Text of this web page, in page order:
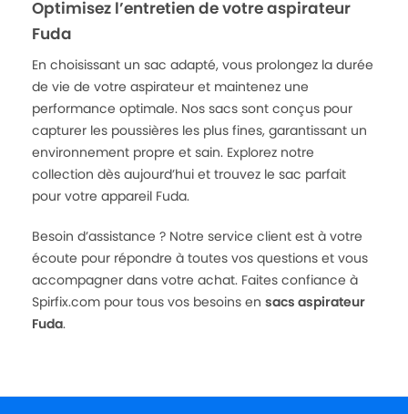
Optimisez l’entretien de votre aspirateur
Fuda
En choisissant un sac adapté, vous prolongez la durée
de vie de votre aspirateur et maintenez une
performance optimale. Nos sacs sont conçus pour
capturer les poussières les plus fines, garantissant un
environnement propre et sain. Explorez notre
collection dès aujourd’hui et trouvez le sac parfait
pour votre appareil Fuda.
Besoin d’assistance ? Notre service client est à votre
écoute pour répondre à toutes vos questions et vous
accompagner dans votre achat. Faites confiance à
Spirfix.com pour tous vos besoins en sacs aspirateur
Fuda.